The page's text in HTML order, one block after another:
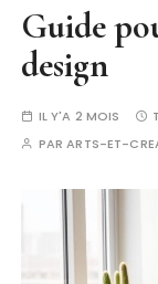
Guide
design
IL Y'A 2 MOIS
PARARTS-ET-